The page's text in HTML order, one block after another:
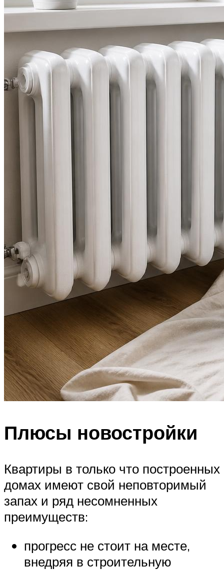
Плюсы новостройки
Квартиры в только что построенных
домах имеют свой неповторимый
запах и ряд несомненных
преимуществ:
прогресс не стоит на месте,
внедряя в строительную